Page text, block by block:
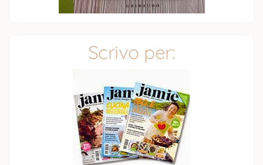
Scrivo per: